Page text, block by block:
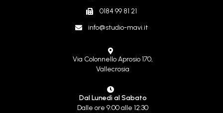
0184 99 81 21
info@studio-mavi.it
Via Colonnello Aprosio 170,
Vallecrosia
Dal Lunedì al Sabato
Dalle ore 9:00 alle 12:30